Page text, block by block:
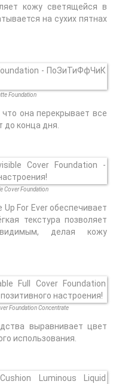
кожу светящейся в
на сухих пятнах
Foundation
она перекрывает все
до конца дня.
Cover Foundation
For Ever обеспечивает
текстура позволяет
делая кожу
Foundation Concentrate
выравнивает цвет
использования.